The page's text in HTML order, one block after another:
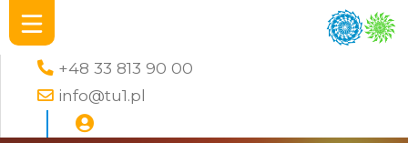
+48 33 813 90 00
info@tu1.pl